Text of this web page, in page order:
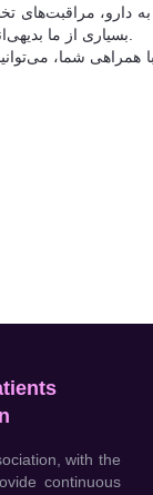
دارو، مراقبت‌های
شما،
with the
continuous